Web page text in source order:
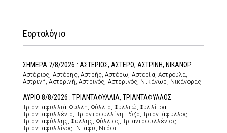
Εορτολόγιο
ΣΗΜΕΡΑ 7/8/2026 : ΑΣΤΕΡΙΟΣ, ΑΣΤΕΡΩ, ΑΣΤΡΙΝΗ, ΝΙΚΑΝΩΡ
Αστέριος, Αστέρης, Αστρής, Αστέρω, Αστερία, Αστρούλα,
Αστρινή, Αστερινή, Αστρινός, Αστερινός, Νικάνωρ, Νικάνορας
ΑΥΡΙΟ 8/8/2026 : ΤΡΙΑΝΤΑΦΥΛΛΙΑ, ΤΡΙΑΝΤΑΦΥΛΛΟΣ
Τριανταφυλλιά, Φύλλη, Φύλλια, Φυλλιώ, Φυλλίτσα,
Τριανταφυλλένια, Τριανταφυλλίνη, Ρόζα, Τριαντάφυλλος,
Τριανταφύλλης, Φύλλης, Φύλλιος, Τριανταφυλλένιος,
Τριανταφυλλίνος, Ντάφυ, Ντάφι